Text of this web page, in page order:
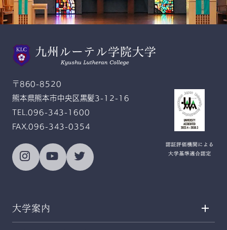
Gratitude and Service
〒860-8520
熊本県熊本市中央区黒髪3-12-16
TEL.096-343-1600
FAX.096-343-0354
大学案内